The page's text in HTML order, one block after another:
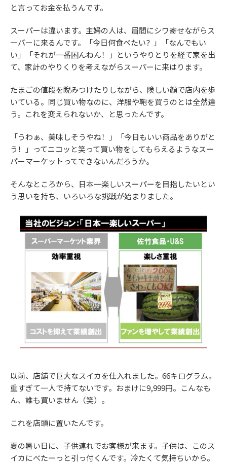
と言ってお金を払うんです。
スーパーは違います。主婦の人は、眉間にシワ寄せながらス
ーパーに来るんです。「今日何食べたい？」「なんでもい
い」「それが一番困んねん！」というやりとりを経て家を出
て、家計のやりくりを考えながらスーパーに来はります。
たまごの値段を睨みつけたりしながら、険しい顔で店内を歩
いている。同じ買い物なのに、洋服や鞄を買うのとは全然違
う。これを変えられないか、と思ったんです。
「うわぁ、美味しそうやね！」「今日もいい商品をありがと
う！」ってニコッと笑って買い物をしてもらえるようなスー
パーマーケットってできないんだろうか。
そんなところから、日本一楽しいスーパーを目指したいとい
う思いを持ち、いろいろな挑戦が始まりました。
以前、店舗で巨大なスイカを仕入れました。66キログラム。
重すぎて一人で持てないです。おまけに9,999円。こんなも
ん、誰も買いません（笑）。
これを店頭に置いたんです。
夏の暑い日に、子供連れでお客様が来ます。子供は、このス
イカにべたーっと引っ付くんです。冷たくて気持ちいから。